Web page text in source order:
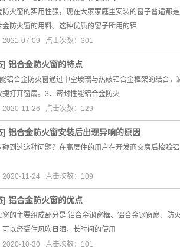
防火窗的实用性强，现在大家家庭里安装的窗子普遍都
金防火窗的用料。这种优质的窗子所用的铝
2021-07-09 点击次数：301
] 铝合金防火窗的特点
铝合金防火窗通过中空玻璃与热破铝合金框架的结合
捷打开窗扇。3、密封性能铝合金防火
2020-11-26 点击次数：129
] 铝合金防火窗安装后出现异响的原因
碰到过这种问题？在高层住的用户在开发商交房后检验
2020-11-24 点击次数：109
] 铝合金防火窗的优点
窗的主要组成部分是:铝合金钢窗框、铝合金钢窗扇、
可以经受住风吹日晒，长时间的使用
2020-10-30 点击次数：101